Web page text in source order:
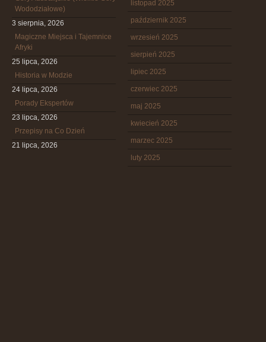
Wododziałowe)
3 sierpnia, 2026
Magiczne Miejsca i Tajemnice
Afryki
25 lipca, 2026
Historia w Modzie
24 lipca, 2026
Porady Ekspertów
23 lipca, 2026
Przepisy na Co Dzień
21 lipca, 2026
listopad 2025
październik 2025
wrzesień 2025
sierpień 2025
lipiec 2025
czerwiec 2025
maj 2025
kwiecień 2025
marzec 2025
luty 2025